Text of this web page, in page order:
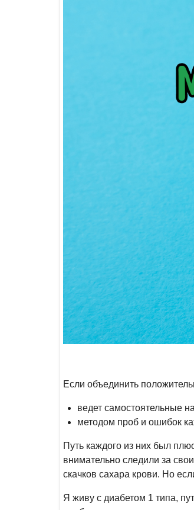
Если объединить
ведет самостоятельные
методом проб и ошибок
Путь каждого из них был
внимательно следили за
скачков сахара крови. Но
Я живу с диабетом 1 типа,